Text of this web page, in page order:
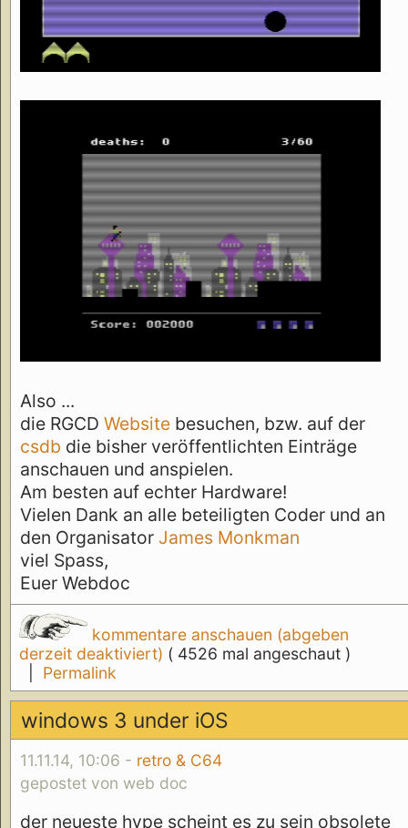
Also ...
die RGCD Website besuchen, bzw. auf der
csdb die bisher veröffentlichten Einträge
anschauen und anspielen.
Am besten auf echter Hardware!
Vielen Dank an alle beteiligten Coder und an
den Organisator James Monkman
viel Spass,
Euer Webdoc
kommentare anschauen (abgeben
derzeit deaktiviert) ( 4526 mal angeschaut )
Permalink
windows 3 under iOS
11.11.14, 10:06 - retro & C64
gepostet von web doc
der neueste hype scheint es zu sein obsolete